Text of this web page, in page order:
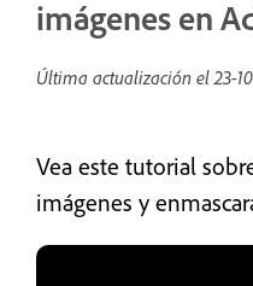
imágenes en
Última actualización el23-
Vea este tutorial
imágenes y